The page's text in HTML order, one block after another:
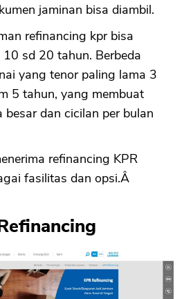
jaminan bisa diambil.
refinancing kpr bisa
sd 20 tahun. Berbeda
yang tenor paling lama 3
5 tahun, yang membuat
dan cicilan per bulan
refinancing KPR
fasilitas dan opsi.Â